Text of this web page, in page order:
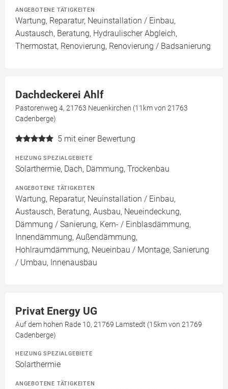
ANGEBOTENE TÄTIGKEITEN
Wartung, Reparatur, Neuinstallation / Einbau,
Austausch, Beratung, Hydraulischer Abgleich,
Thermostat, Renovierung, Renovierung / Badsanierung
Dachdeckerei Ahlf
Pastorenweg 4, 21763 Neuenkirchen (11km von 21763
Cadenberge)
5 mit einer Bewertung
HEIZUNG SPEZIALGEBIETE
Solarthermie, Dach, Dämmung, Trockenbau
ANGEBOTENE TÄTIGKEITEN
Wartung, Reparatur, Neuinstallation / Einbau,
Austausch, Beratung, Ausbau, Neueindeckung,
Dämmung / Sanierung, Kern- / Einblasdämmung,
Innendämmung, Außendämmung,
Hohlraumdämmung, Neueinbau / Montage, Sanierung
/ Umbau, Innenausbau
Privat Energy UG
Auf dem hohen Rade 10, 21769 Lamstedt (15km von 21769
Cadenberge)
HEIZUNG SPEZIALGEBIETE
Solarthermie
ANGEBOTENE TÄTIGKEITEN